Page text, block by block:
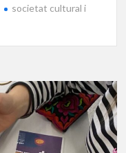
societat cultural i